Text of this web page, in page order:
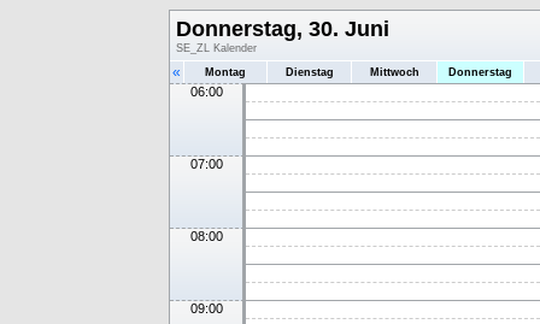
Donnerstag, 30. Juni
SE_ZL Kalender
« Montag Dienstag Mittwoch Donnerstag
06:00
07:00
08:00
09:00